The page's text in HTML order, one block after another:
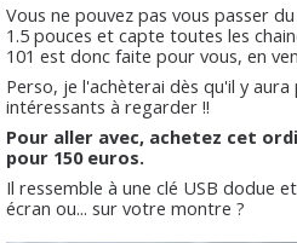
Vous ne pouvez pas vous passer
1.5 pouces et capte toutes les
101est donc faite pour vous, en
Perso, je l'achèterai dès qu'il y
intéressants à regarder !!
Pour aller avec, achetez cet
pour 150 euros.
Il ressemble à une clé USB dodue
écran ou... sur votre montre ?